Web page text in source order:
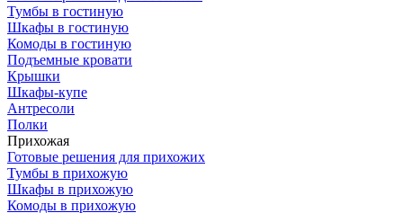
Тумбы в гостиную
Шкафы в гостиную
Комоды в гостиную
Подъемные кровати
Крышки
Шкафы-купе
Антресоли
Полки
Прихожая
Готовые решения для прихожих
Тумбы в прихожую
Шкафы в прихожую
Комоды в прихожую